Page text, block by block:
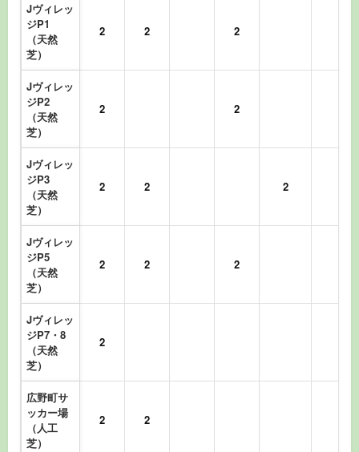
Jヴィレッ
ジP1
（天然
芝）
2 2 2
Jヴィレッ
ジP2
（天然
芝）
2 2
Jヴィレッ
ジP3
（天然
芝）
2 2 2
Jヴィレッ
ジP5
（天然
芝）
2 2 2
Jヴィレッ
ジP7・8
（天然
芝）
2
広野町サ
ッカー場
（人工
芝）
2 2